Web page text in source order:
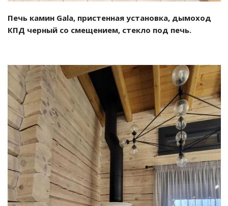
Печь камин Gala, пристенная установка, дымоход
КПД черный со смещением, стекло под печь.